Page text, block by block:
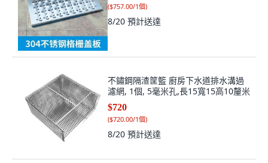
($757.00/1個)
8/20 預計送達
不鏽鋼隔渣筐籃 廚房下水道排水溝過
濾網, 1個, 5毫米孔,長15寬15高10釐米
$720
($720.00/1個)
8/20 預計送達